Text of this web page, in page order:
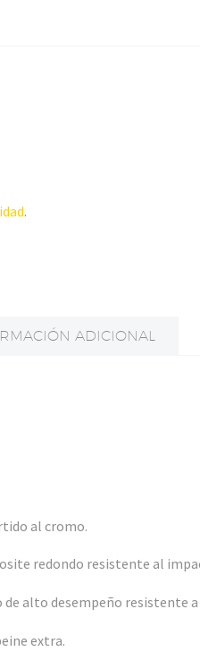
.
ADICIONAL
al cromo.
redondo resistente al
alto desempeño resistente
extra.